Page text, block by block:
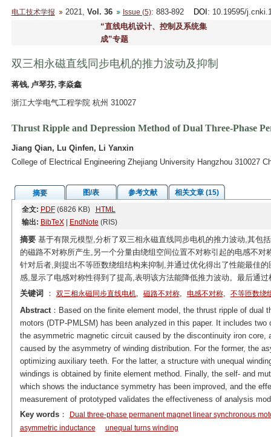
电工技术学报 2021, Vol. 36 Issue (5): 883-892 DOI : 10.19595/
“直线电机设计、控制及系统集
成”专题
双三相永磁直线同步电机的推力波动及抑制
蒋钱, 卢琴芬, 李焱鑫
浙江大学电气工程学院 杭州 310027
Thrust Ripple and Depression Method of Dual Three-Phase
Jiang Qian, Lu Qinfen, Li Yanxin
College of Electrical Engineering Zhejiang University Hangzhou 310027
摘要 图/表 参考文献
相关文章 (15)
全文: PDF(6826 KB)
HTML
输出: BibTeX| EndNote (RIS)
摘要基于有限元模型,分析了双三相永磁直线同步电机的推力波动,其包
的磁路不对称所产生,另一个分量由绕组空间位置不对称引起的电感不
针对后者,则提出不等匝数绕组结构来抑制,并通过优化得出了性能最佳
感,显示了电感对称性得到了提高,表明该方法能降低推力波动。最后通
关键词
： 双三相永磁同步直线电机, 磁路不对称, 电感不对称, 不等匝数绕
Abstract：Based on the finite element model, the thrust ripple of dual
motors (DTP-PMLSM) has been analyzed in this paper. It includes
the asymmetric magnetic circuit caused by the discontinuity iron
caused by the asymmetry of winding distribution. For the former, the
optimizing auxiliary teeth. For the latter, a structure with unequal
windings is obtained by finite element method. Finally, the self- and
which shows the inductance symmetry has been improved, and the
measurement of prototyped validates the effectiveness of analysis
Key words：
Dual three-phase permanent magnet linear synchronous
asymmetric inductance
unequal turns winding